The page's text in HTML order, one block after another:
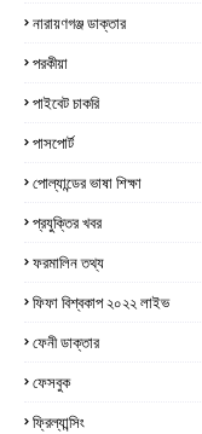
নারায়ণগঞ্জ ডাক্তার
পরকীয়া
পাইবেট চাকরি
পাসপোর্ট
পোল্যান্ডের ভাষা শিক্ষা
প্রযুক্তির খবর
ফরমালিন তথ্য
ফিফা বিশ্বকাপ ২০২২ লাইভ
ফেনী ডাক্তার
ফেসবুক
ফ্রিল্যান্সিং